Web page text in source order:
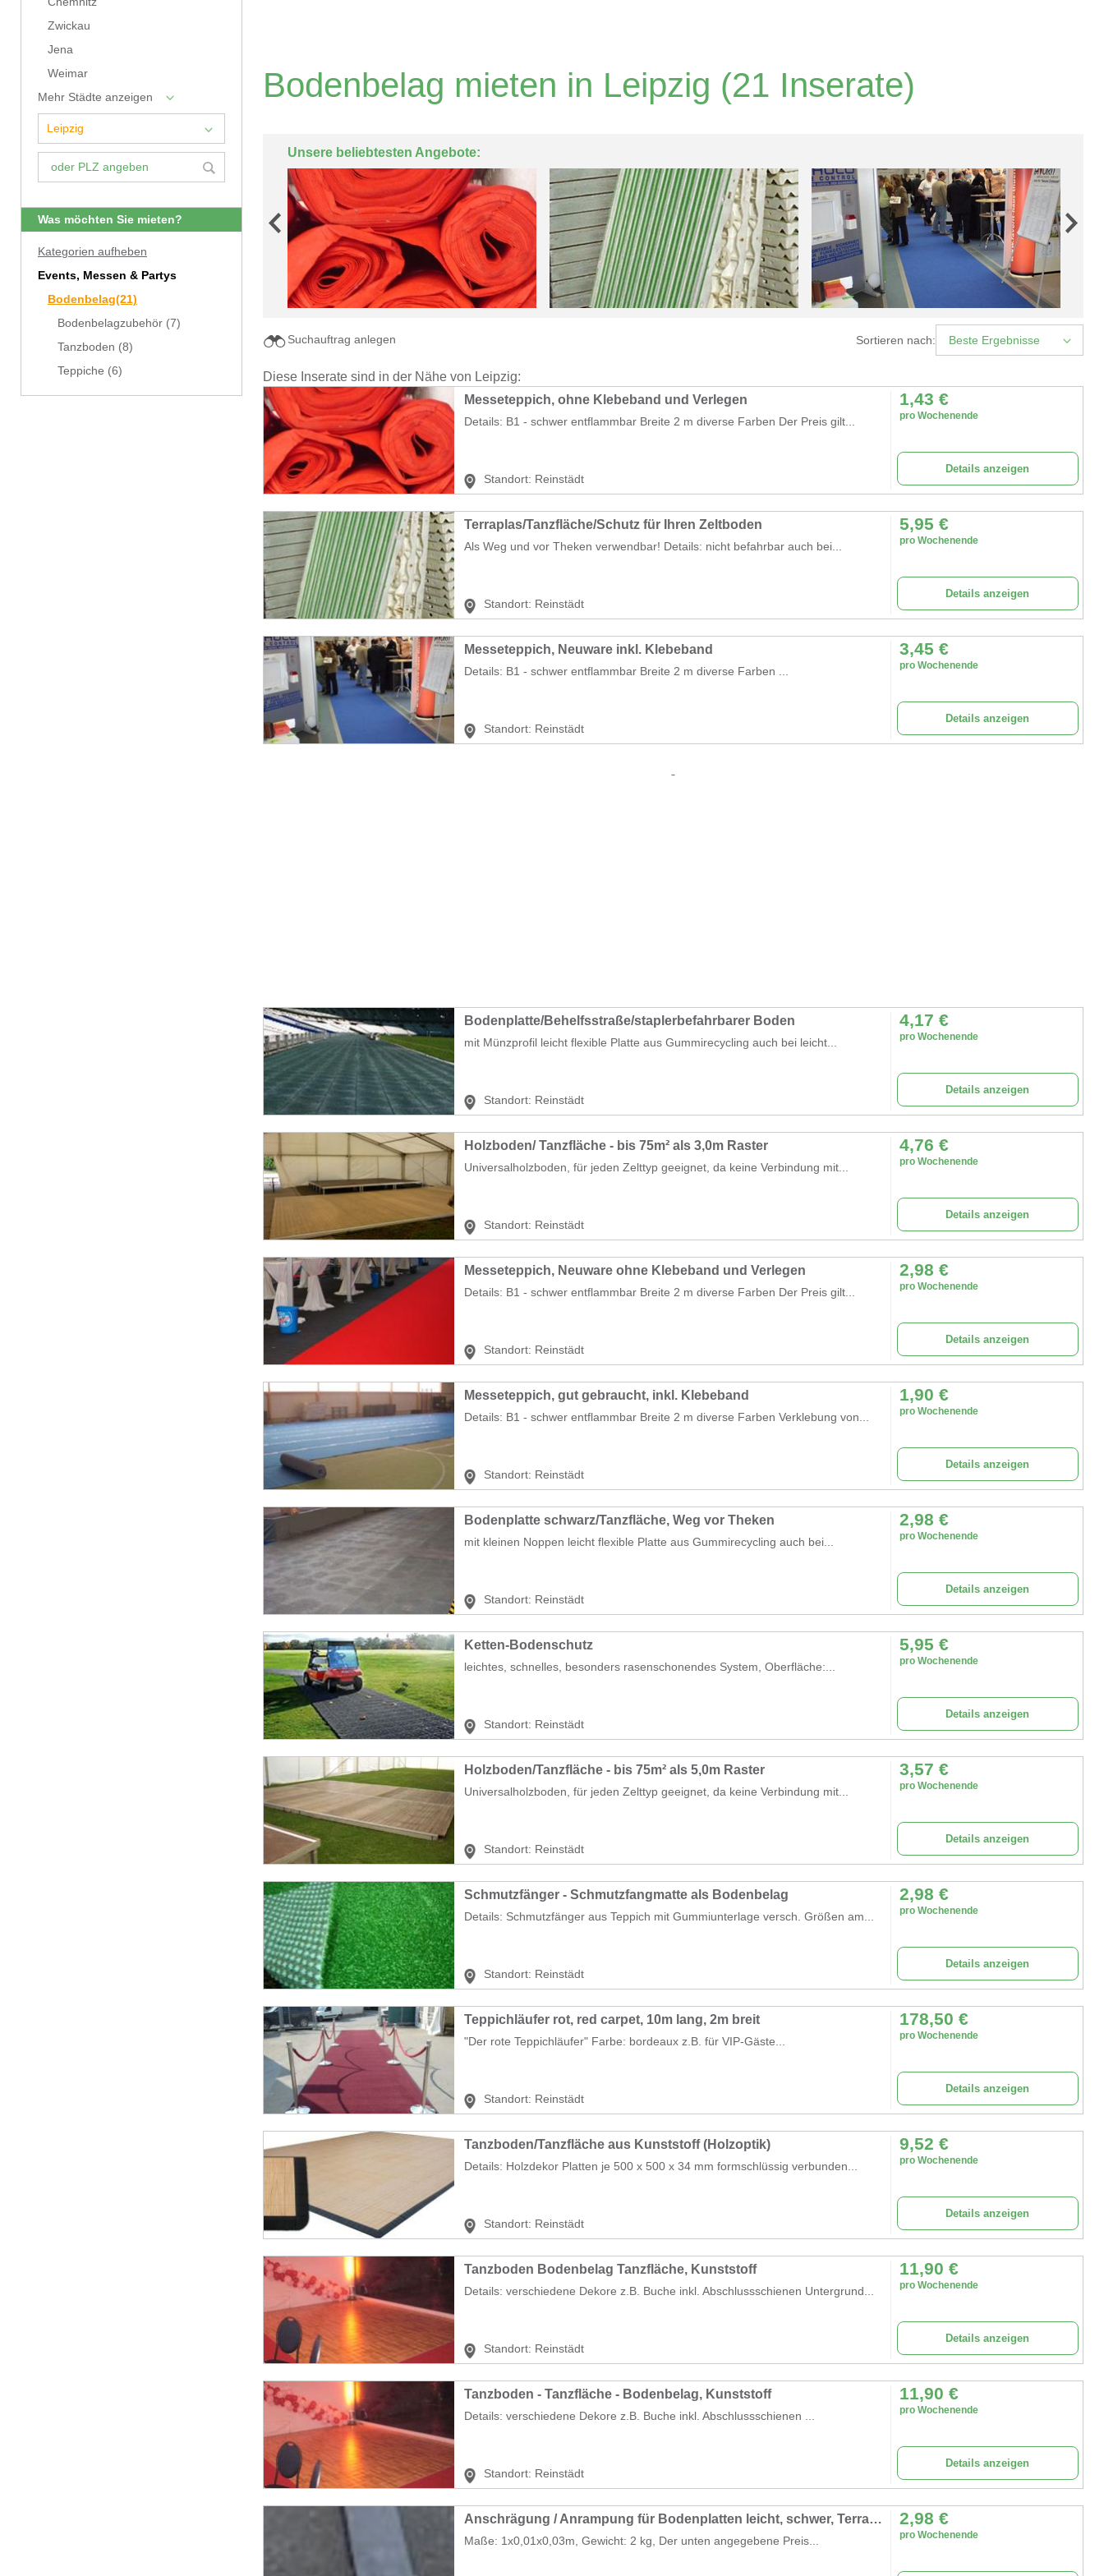
Zwickau
Jena
Weimar
Mehr Städte anzeigen
Was möchten Sie mieten?
Kategorien aufheben
Events, Messen & Partys
Bodenbelag(21)
Bodenbelagzubehör (7)
Tanzboden (8)
Teppiche (6)
Bodenbelag mieten in Leipzig (21 Inserate)
Unsere beliebtesten Angebote:
Sortieren nach: Beste Ergebnisse
Suchauftrag anlegen
Diese Inserate sind in der Nähe von Leipzig:
Messeteppich, ohne Klebeband und Verlegen
Details: B1 - schwer entflammbar Breite 2 m diverse Farben Der Preis gilt...
Standort: Reinstädt
1,43 €
pro Wochenende
Details anzeigen
Terraplas/Tanzfläche/Schutz für Ihren Zeltboden
Als Weg und vor Theken verwendbar! Details: nicht befahrbar auch bei...
Standort: Reinstädt
5,95 €
pro Wochenende
Details anzeigen
Messeteppich, Neuware inkl. Klebeband
Details: B1 - schwer entflammbar Breite 2 m diverse Farben ...
Standort: Reinstädt
3,45 €
pro Wochenende
Details anzeigen
Bodenplatte/Behelfsstraße/staplerbefahrbarer Boden
mit Münzprofil leicht flexible Platte aus Gummirecycling auch bei leicht...
Standort: Reinstädt
4,17 €
pro Wochenende
Details anzeigen
Holzboden/ Tanzfläche - bis 75m² als 3,0m Raster
Universalholzboden, für jeden Zelttyp geeignet, da keine Verbindung mit...
Standort: Reinstädt
4,76 €
pro Wochenende
Details anzeigen
Messeteppich, Neuware ohne Klebeband und Verlegen
Details: B1 - schwer entflammbar Breite 2 m diverse Farben Der Preis gilt...
Standort: Reinstädt
2,98 €
pro Wochenende
Details anzeigen
Messeteppich, gut gebraucht, inkl. Klebeband
Details: B1 - schwer entflammbar Breite 2 m diverse Farben Verklebung von...
Standort: Reinstädt
1,90 €
pro Wochenende
Details anzeigen
Bodenplatte schwarz/Tanzfläche, Weg vor Theken
mit kleinen Noppen leicht flexible Platte aus Gummirecycling auch bei...
Standort: Reinstädt
2,98 €
pro Wochenende
Details anzeigen
Ketten-Bodenschutz
leichtes, schnelles, besonders rasenschonendes System, Oberfläche:...
Standort: Reinstädt
5,95 €
pro Wochenende
Details anzeigen
Holzboden/Tanzfläche - bis 75m² als 5,0m Raster
Universalholzboden, für jeden Zelttyp geeignet, da keine Verbindung mit...
Standort: Reinstädt
3,57 €
pro Wochenende
Details anzeigen
Schmutzfänger - Schmutzfangmatte als Bodenbelag
Details: Schmutzfänger aus Teppich mit Gummiunterlage versch. Größen am...
Standort: Reinstädt
2,98 €
pro Wochenende
Details anzeigen
Teppichläufer rot, red carpet, 10m lang, 2m breit
"Der rote Teppichläufer" Farbe: bordeaux z.B. für VIP-Gäste...
Standort: Reinstädt
178,50 €
pro Wochenende
Details anzeigen
Tanzboden/Tanzfläche aus Kunststoff (Holzoptik)
Details: Holzdekor Platten je 500 x 500 x 34 mm formschlüssig verbunden...
Standort: Reinstädt
9,52 €
pro Wochenende
Details anzeigen
Tanzboden Bodenbelag Tanzfläche, Kunststoff
Details: verschiedene Dekore z.B. Buche inkl. Abschlussschienen Untergrund...
Standort: Reinstädt
11,90 €
pro Wochenende
Details anzeigen
Tanzboden - Tanzfläche - Bodenbelag, Kunststoff
Details: verschiedene Dekore z.B. Buche inkl. Abschlussschienen ...
Standort: Reinstädt
11,90 €
pro Wochenende
Details anzeigen
Anschrägung / Anrampung für Bodenplatten leicht, schwer, Terraplas und Kettensbodenschutz
Maße: 1x0,01x0,03m, Gewicht: 2 kg, Der unten angegebene Preis...
2,98 €
pro Wochenende